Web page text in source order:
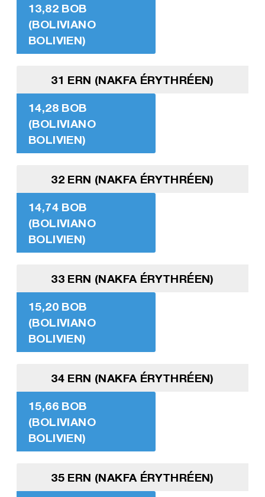
13,82 BOB
(BOLIVIANO
BOLIVIEN)
31 ERN (NAKFA ÉRYTHRÉEN)
14,28 BOB
(BOLIVIANO
BOLIVIEN)
32 ERN (NAKFA ÉRYTHRÉEN)
14,74 BOB
(BOLIVIANO
BOLIVIEN)
33 ERN (NAKFA ÉRYTHRÉEN)
15,20 BOB
(BOLIVIANO
BOLIVIEN)
34 ERN (NAKFA ÉRYTHRÉEN)
15,66 BOB
(BOLIVIANO
BOLIVIEN)
35 ERN (NAKFA ÉRYTHRÉEN)